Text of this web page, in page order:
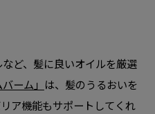
ど、髪に良いオイルを厳選
ーム」 は、髪のうるおいを
ア機能もサポートしてくれ